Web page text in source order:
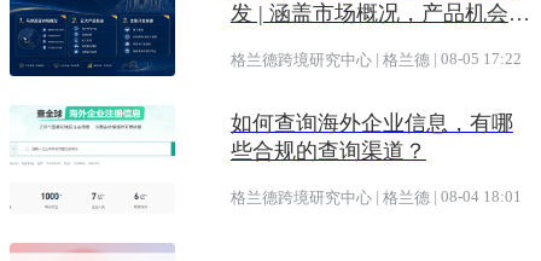
发 | 涵盖市场概况，产品机会及
格兰德跨境研究中心 | 格兰德 | 08-05 17:22
如何查询海外企业信息，有哪
些合规的查询渠道？
格兰德跨境研究中心 | 格兰德 | 08-04 18:01